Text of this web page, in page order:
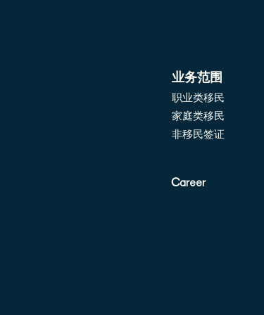
业务范围
职业类移民
家庭类移民
非移民签证
Career